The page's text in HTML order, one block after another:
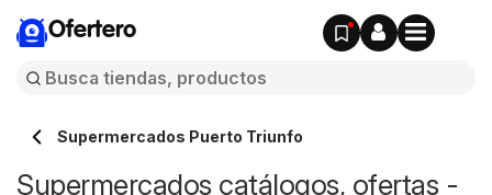
Ofertero
Supermercados Puerto Triunfo
Supermercados catálogos, ofertas -